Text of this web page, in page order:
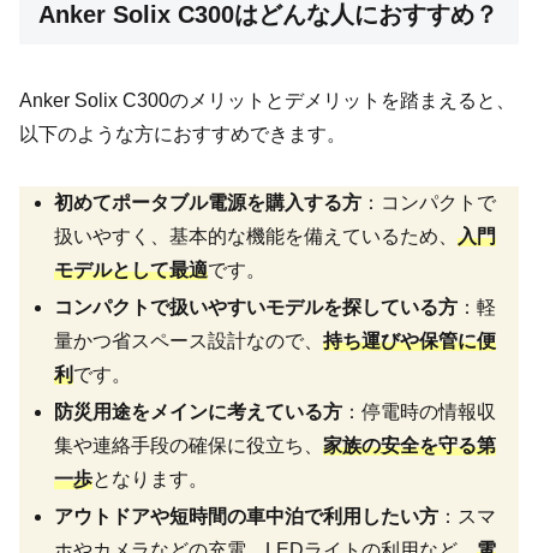
Anker Solix C300はどんな人におすすめ？
Anker Solix C300のメリットとデメリットを踏まえると、
以下のような方におすすめできます。
初めてポータブル電源を購入する方 ：コンパクトで
扱いやすく、基本的な機能を備えているため、入門
モデルとして最適です。
コンパクトで扱いやすいモデルを探している方 ：軽
量かつ省スペース設計なので、持ち運びや保管に便
利です。
防災用途をメインに考えている方 ：停電時の情報収
集や連絡手段の確保に役立ち、家族の安全を守る第
一歩となります。
アウトドアや短時間の車中泊で利用したい方 ：スマ